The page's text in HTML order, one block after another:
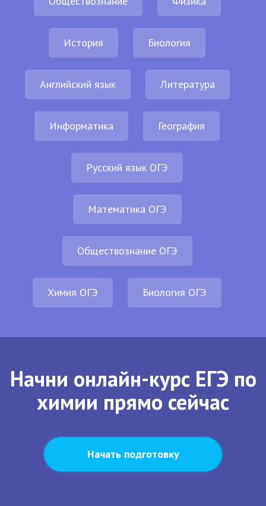
История Биология
Английский язык Литература
Информатика География
Русский язык ОГЭ
Математика ОГЭ
Обществознание ОГЭ
Химия ОГЭ Биология ОГЭ
Начни онлайн-курс ЕГЭ по
химии прямо сейчас
Начать подготовку